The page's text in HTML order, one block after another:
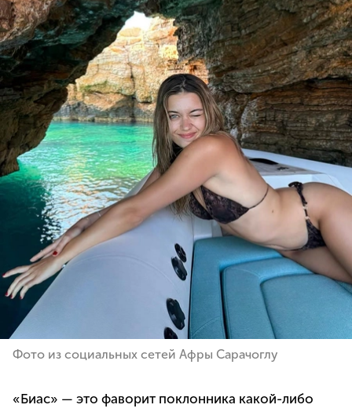
Фото из социальных сетей Афры Сарачоглу
«Биас» — это фаворит поклонника какой-либо